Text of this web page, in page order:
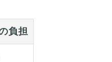
負担